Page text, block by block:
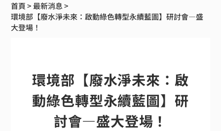
首頁>最新消息>
環境部【廢水淨未來：啟動綠色轉型永續藍圖】研討會—盛
大登場！
環境部【廢水淨未來：啟
動綠色轉型永續藍圖】研
討會—盛大登場！